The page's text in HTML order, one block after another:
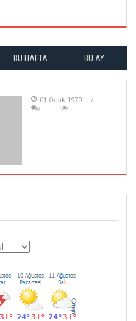
BU HAFTA BU AY
01 Ocak 1970